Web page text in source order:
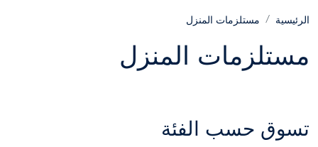
الرئيسية مستلزمات المنزل
مستلزمات المنزل
تسوق حسب الفئة